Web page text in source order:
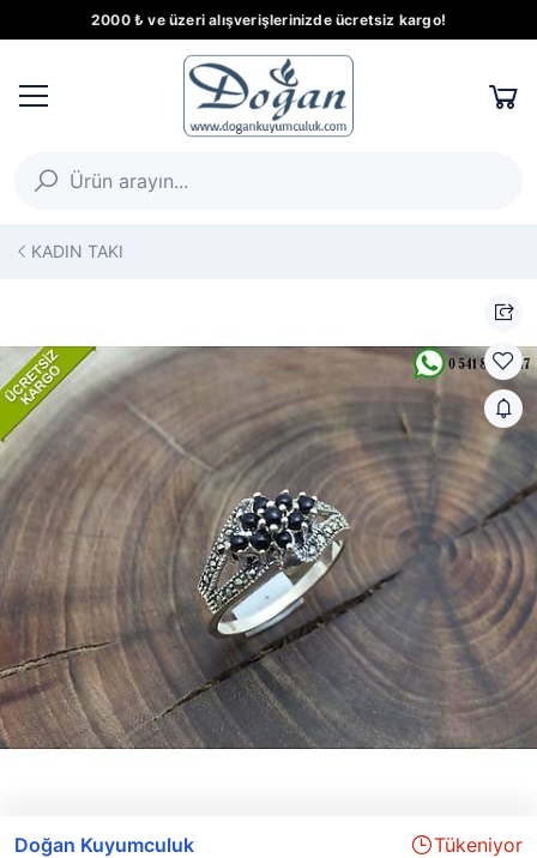
2000 ₺ ve üzeri alışverişlerinizde ücretsiz kargo!
KADIN TAKI
Doğan Kuyumculuk Tükeniyor